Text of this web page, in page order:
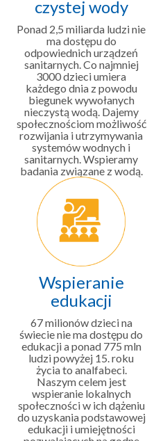
czystej wody
Ponad 2,5 miliarda ludzi nie
ma dostępu do
odpowiednich urządzeń
sanitarnych. Co najmniej
3000 dzieci umiera
każdego dnia z powodu
biegunek wywołanych
nieczystą wodą. Dajemy
społecznościom możliwość
rozwijania i utrzymywania
systemów wodnych i
sanitarnych. Wspieramy
badania związane z wodą.
Wspieranie
edukacji
67 milionów dzieci na
świecie nie ma dostępu do
edukacji a ponad 775 mln
ludzi powyżej 15. roku
życia to analfabeci.
Naszym celem jest
wspieranie lokalnych
społeczności w ich dążeniu
do uzyskania podstawowej
edukacji i umiejętności